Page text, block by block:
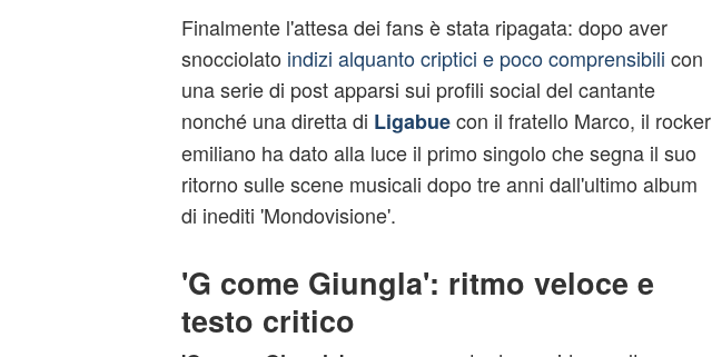
Finalmente l'attesa dei fans è stata ripagata: dopo aver
snocciolato indizi alquanto criptici e poco comprensibili con
una serie di post apparsi sui profili social del cantante
nonché una diretta di Ligabuecon il fratello Marco, il rocker
emiliano ha dato alla luce il primo singolo che segna il suo
ritorno sulle scene musicali dopo tre anni dall'ultimo album
di inediti 'Mondovisione'.
'G come Giungla': ritmo veloce e
testo critico